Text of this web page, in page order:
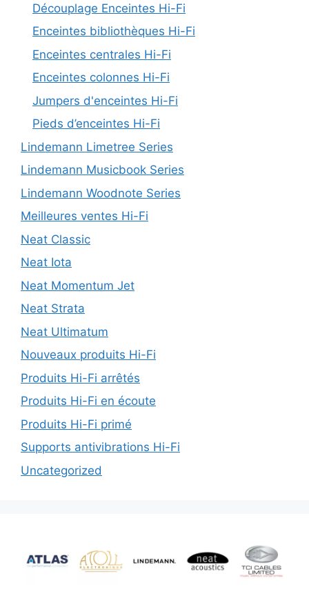
Découplage Enceintes Hi-Fi
Enceintes bibliothèques Hi-Fi
Enceintes centrales Hi-Fi
Enceintes colonnes Hi-Fi
Jumpers d'enceintes Hi-Fi
Pieds d’enceintes Hi-Fi
Lindemann Limetree Series
Lindemann Musicbook Series
Lindemann Woodnote Series
Meilleures ventes Hi-Fi
Neat Classic
Neat Iota
Neat Momentum Jet
Neat Strata
Neat Ultimatum
Nouveaux produits Hi-Fi
Produits Hi-Fi arrêtés
Produits Hi-Fi en écoute
Produits Hi-Fi primé
Supports antivibrations Hi-Fi
Uncategorized